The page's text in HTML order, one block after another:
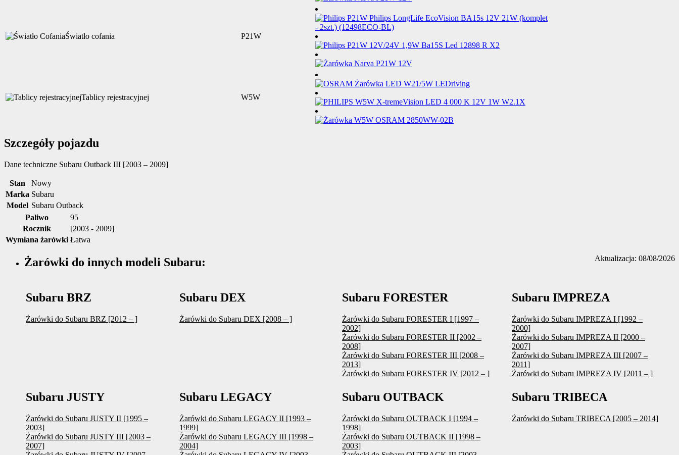
Światło cofania P21W
Tablicy rejestracyjnej W5W
Szczegóły pojazdu
Dane techniczne Subaru Outback III [2003 – 2009]
Stan
Nowy
Marka Subaru
Model Subaru Outback
Paliwo
95
Rocznik
[2003 - 2009]
Wymiana żarówki Łatwa
Aktualizacja: 08/08/2026
Żarówki do innych modeli Subaru:
Subaru BRZ
Żarówki do Subaru BRZ [2012 – ]
Subaru DEX
Żarówki do Subaru DEX [2008 – ]
Subaru FORESTER
Żarówki do Subaru FORESTER I [1997 –
2002]
Żarówki do Subaru FORESTER II [2002 –
2008]
Żarówki do Subaru FORESTER III [2008 –
2013]
Żarówki do Subaru FORESTER IV [2012 – ]
Subaru IMPREZA
Żarówki do Subaru IMPREZA I [1992 –
2000]
Żarówki do Subaru IMPREZA II [2000 –
2007]
Żarówki do Subaru IMPREZA III [2007 –
2011]
Żarówki do Subaru IMPREZA IV [2011 – ]
Subaru JUSTY
Żarówki do Subaru JUSTY II [1995 –
2003]
Żarówki do Subaru JUSTY III [2003 –
2007]
Subaru LEGACY
Żarówki do Subaru LEGACY II [1993 –
1999]
Żarówki do Subaru LEGACY III [1998 –
2004]
Subaru OUTBACK
Żarówki do Subaru OUTBACK I [1994 –
1998]
Żarówki do Subaru OUTBACK II [1998 –
2003]
Subaru TRIBECA
Żarówki do Subaru TRIBECA [2005 – 2014]